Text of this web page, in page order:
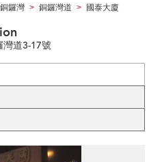
銅鑼灣 > 銅鑼灣道 > 國泰大廈
灣道3-17號